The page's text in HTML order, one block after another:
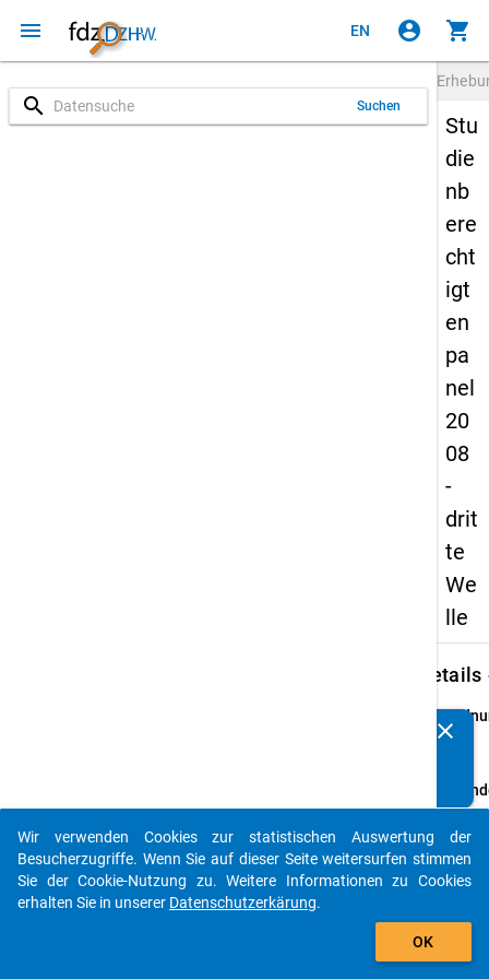
menu EN account_circle shopping_cart
search Suchen
Stu
die
nb
ere
cht
igt
en
pa
nel
20
08
-
drit
te
We
lle
Details
3
und
clear
auto_stories
add_shopping_cart
Wir verwenden Cookies zur statistischen Auswertung der
Besucherzugriffe. Wenn Sie auf dieser Seite weitersurfen stimmen
Sie der Cookie-Nutzung zu. Weitere Informationen zu Cookies
erhalten Sie in unserer Datenschutzerkärung.
OK